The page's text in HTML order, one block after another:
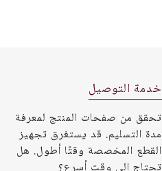
خدمة التوصيل
تحقق من صفحات المنتج لمعرفة
مدة التسليم. قد يستغرق تجهيز
القطع المخصصة وقتًا أطول. هل